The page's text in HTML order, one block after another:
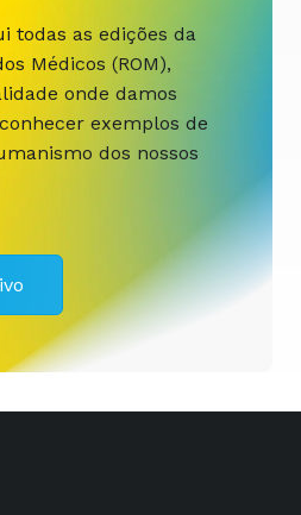
todas as edições da
Médicos (ROM),
onde damos
exemplos de
dos nossos